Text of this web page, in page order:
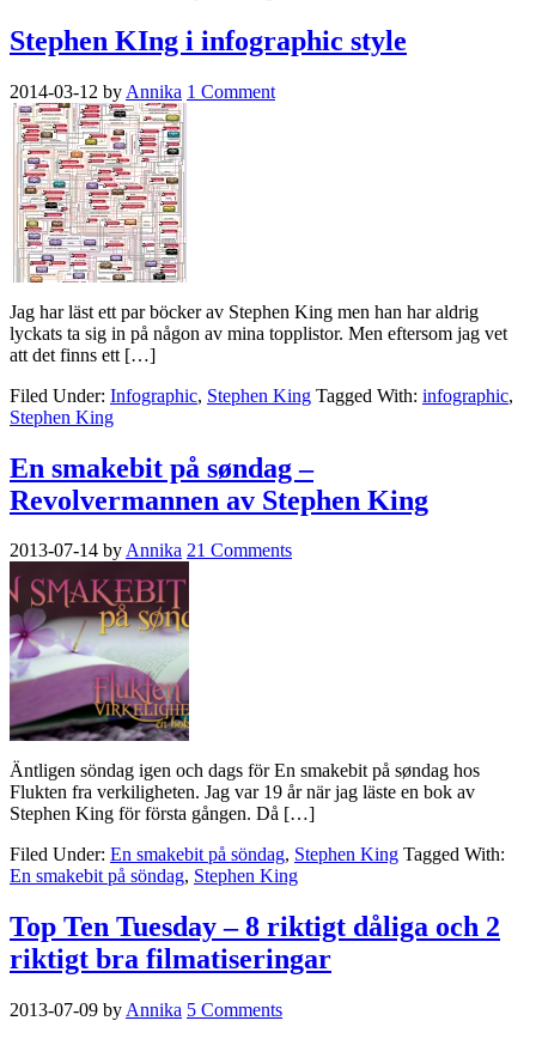
Stephen KIng i infographic style
2014-03-12 by Annika 1 Comment
Jag har läst ett par böcker av Stephen King men han har aldrig
lyckats ta sig in på någon av mina topplistor. Men eftersom jag vet
att det finns ett […]
Filed Under: Infographic, Stephen King Tagged With: infographic,
Stephen King
En smakebit på søndag –
Revolvermannen av Stephen King
2013-07-14 byAnnika 21 Comments
Äntligen söndag igen och dags för En smakebit på søndag hos
Flukten fra verkiligheten. Jag var 19 år när jag läste en bok av
Stephen King för första gången. Då […]
Filed Under: En smakebit på söndag, Stephen King Tagged With:
En smakebit på söndag, Stephen King
Top Ten Tuesday – 8 riktigt dåliga och 2
riktigt bra filmatiseringar
2013-07-09 by Annika 5 Comments